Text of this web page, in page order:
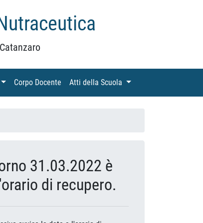
(current)Corpo Docente (current)
Atti della Scuola (current)
31.03.2022 è
di recupero.